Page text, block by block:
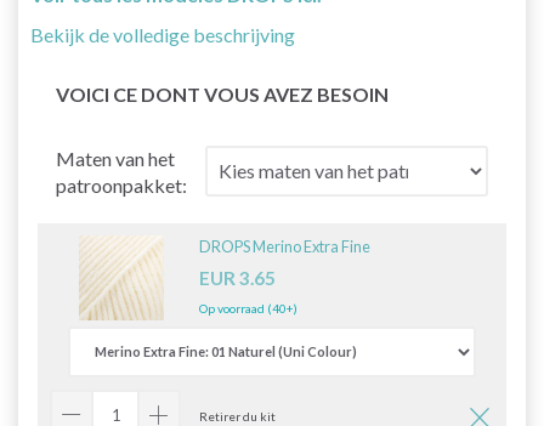
Bekijk de volledige beschrijving
VOICI CE DONT VOUS AVEZ BESOIN
Maten van het
patroonpakket:
DROPS Merino Extra Fine
EUR 3.65
Op voorraad (40+)
Retirer du kit